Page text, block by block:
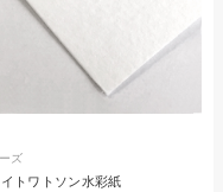
ズ
トワトソン水彩紙